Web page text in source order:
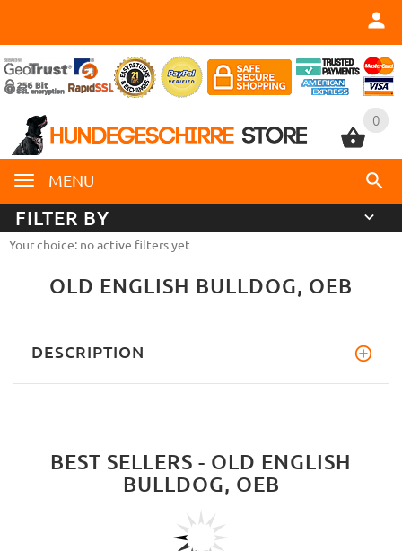
0
MENU
0
FILTER BY
Your choice: no active filters yet
OLD ENGLISH BULLDOG, OEB
DESCRIPTION
BEST SELLERS - OLD ENGLISH
BULLDOG, OEB